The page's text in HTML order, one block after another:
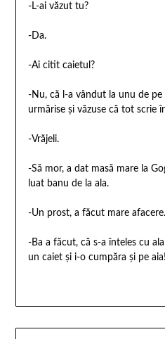
-L-ai văzut tu?
-Da.
-Ai citit caietul?
-Nu, că l-a vândut la unu de pe
urmărise și văzuse că tot scrie
-Vrăjeli.
-Să mor, a dat masă mare la
luat banu de la ala.
-Un prost, a făcut mare afacere.
-Ba a făcut, că s-a înteles cu
un caiet și i-o cumpăra și pe aia!